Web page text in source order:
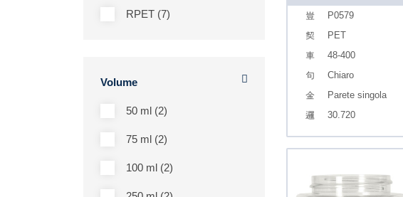
RPET (7)
Volume
50 ml (2)
75 ml (2)
100 ml (2)
P0579
PET
48-400
Chiaro
Parete singola
30.720